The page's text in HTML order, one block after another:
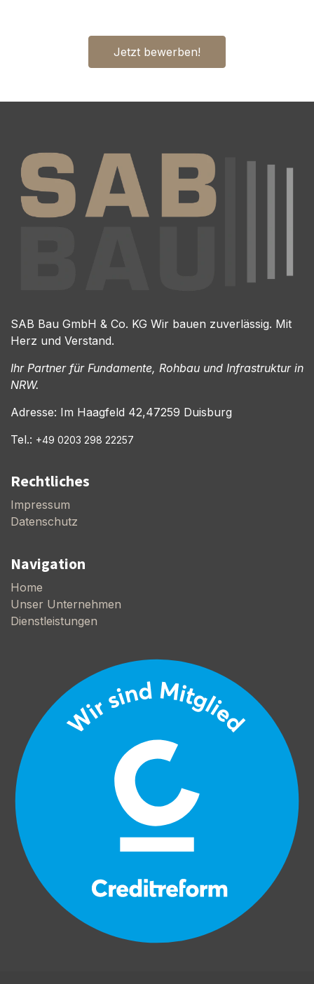
Jetzt bewerben!
SAB Bau GmbH & Co. KG Wir bauen zuverlässig. Mit
Herz und Verstand.
Ihr Partner für Fundamente, Rohbau und Infrastruktur in
NRW.
Adresse: Im Haagfeld 42,47259 Duisburg
Tel.: +49 0203 298 22257
Rechtliches
Impressum
Datenschutz
Navigation
Home
Unser Unternehmen
Dienstleistungen